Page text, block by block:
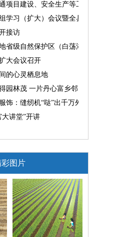
项目建设、安全生产等工作
学习（扩大）会议暨全县“两为”能力素质
接访
省级自然保护区（白荡湖片区）问题整改
大会议召开
的心灵栖息地
园林茂 一片丹心富乡邻
饰：缝纫机“哒”出千万外贸大生意
讲堂”开讲
彩图片